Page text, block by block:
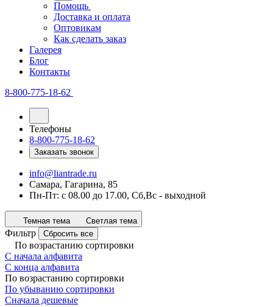
Помощь
Доставка и оплата
Оптовикам
Как сделать заказ
Галерея
Блог
Контакты
8-800-775-18-62
Телефоны
8-800-775-18-62
Заказать звонок
info@liantrade.ru
Самара, Гагарина, 85
Пн-Пт: c 08.00 до 17.00, Cб,Вс - выходной
Темная тема Светлая тема
Фильтр Сбросить все
По возрастанию сортировки
С начала алфавита
С конца алфавита
По возрастанию сортировки
По убыванию сортировки
Сначала дешевые